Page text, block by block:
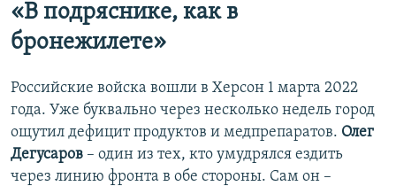
«В подряснике, как в
бронежилете»
Российские войска вошли в Херсон 1 марта 2022
года. Уже буквально через несколько недель город
ощутил дефицит продуктов и медпрепаратов. Олег
Дегусаров – один из тех, кто умудрялся ездить
через линию фронта в обе стороны. Сам он –